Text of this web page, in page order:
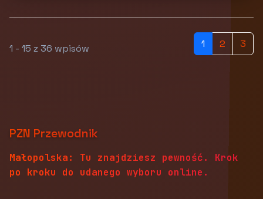
1 - 15 z 36 wpisów 1 2 3
PZN Przewodnik
Małopolska: Tu znajdziesz pewność. Krok
po kroku do udanego wyboru online.